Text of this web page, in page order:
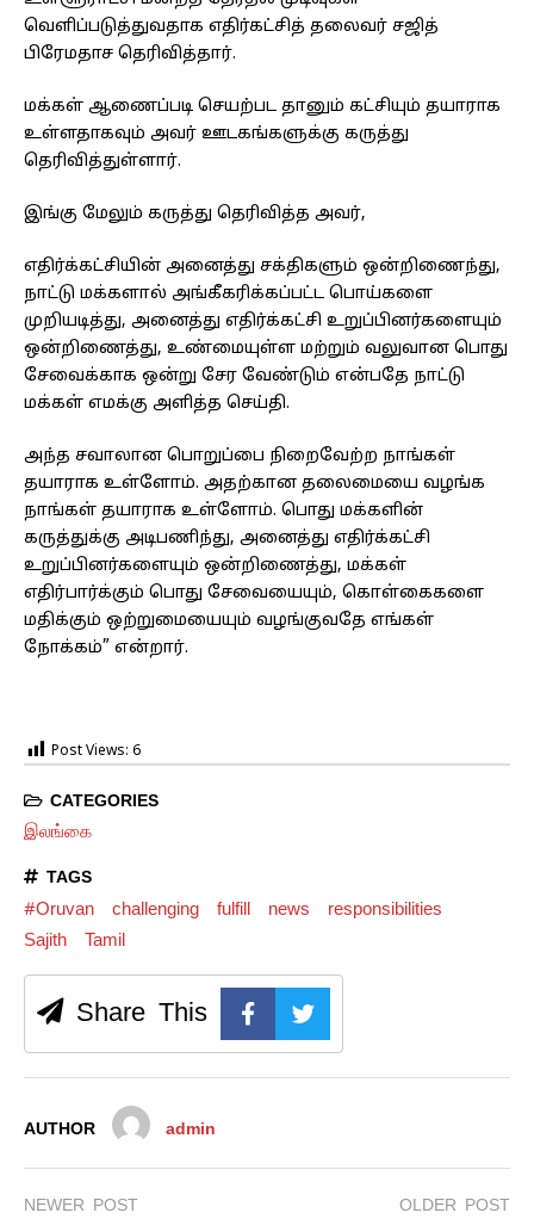
வெளிப்படுத்துவதாக எதிர்கட்சித் தலைவர் சஜித்
பிரேமதாச தெரிவித்தார்.
மக்கள் ஆணைப்படி செயற்பட தானும் கட்சியும் தயாராக
உள்ளதாகவும் அவர் ஊடகங்களுக்கு கருத்து
தெரிவித்துள்ளார்.
இங்கு மேலும் கருத்து தெரிவித்த அவர்,
எதிர்க்கட்சியின் அனைத்து சக்திகளும் ஒன்றிணைந்து,
நாட்டு மக்களால் அங்கீகரிக்கப்பட்ட பொய்களை
முறியடித்து, அனைத்து எதிர்க்கட்சி உறுப்பினர்களையும்
ஒன்றிணைத்து, உண்மையுள்ள மற்றும் வலுவான பொது
சேவைக்காக ஒன்று சேர வேண்டும் என்பதே நாட்டு
மக்கள் எமக்கு அளித்த செய்தி.
அந்த சவாலான பொறுப்பை நிறைவேற்ற நாங்கள்
தயாராக உள்ளோம். அதற்கான தலைமையை வழங்க
நாங்கள் தயாராக உள்ளோம். பொது மக்களின்
கருத்துக்கு அடிபணிந்து, அனைத்து எதிர்க்கட்சி
உறுப்பினர்களையும் ஒன்றிணைத்து, மக்கள்
எதிர்பார்க்கும் பொது சேவையையும், கொள்கைகளை
மதிக்கும் ஒற்றுமையையும் வழங்குவதே எங்கள்
நோக்கம்” என்றார்.
Post Views: 6
CATEGORIES
இலங்கை
TAGS
#Oruvan challenging fulfill news
responsibilities
Sajith
Tamil
Share This
AUTHOR admin
NEWER POST OLDER POST